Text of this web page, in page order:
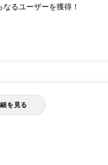
るユーザーを獲得！
を見る